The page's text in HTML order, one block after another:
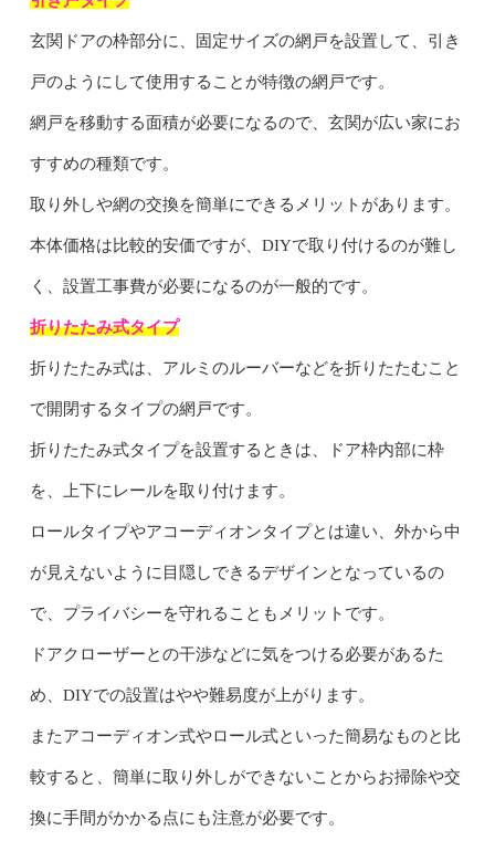
玄関ドアの枠部分に、固定サイズの網戸を設置して、引き
戸のようにして使用することが特徴の網戸です。
網戸を移動する面積が必要になるので、玄関が広い家にお
すすめの種類です。
取り外しや網の交換を簡単にできるメリットがあります。
本体価格は比較的安価ですが、DIYで取り付けるのが難し
く、設置工事費が必要になるのが一般的です。
折りたたみ式タイプ
折りたたみ式は、アルミのルーバーなどを折りたたむこと
で開閉するタイプの網戸です。
折りたたみ式タイプを設置するときは、ドア枠内部に枠
を、上下にレールを取り付けます。
ロールタイプやアコーディオンタイプとは違い、外から中
が見えないように目隠しできるデザインとなっているの
で、プライバシーを守れることもメリットです。
ドアクローザーとの干渉などに気をつける必要があるた
め、DIYでの設置はやや難易度が上がります。
またアコーディオン式やロール式といった簡易なものと比
較すると、簡単に取り外しができないことからお掃除や交
換に手間がかかる点にも注意が必要です。